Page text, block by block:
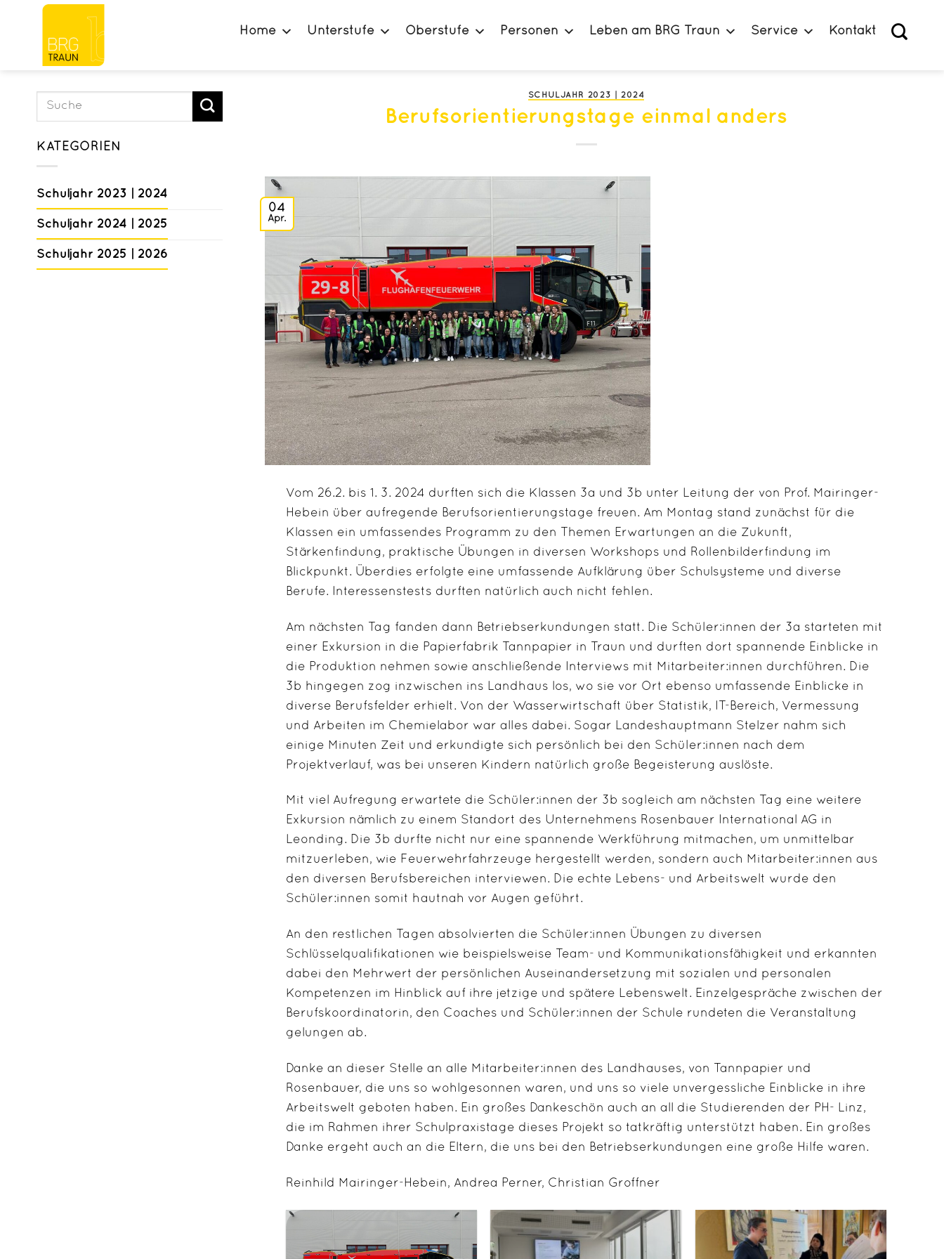
springen
Home Unterstufe Oberstufe Personen Leben am BRG Traun Service Kontakt
KATEGORIEN
Schuljahr 2023 | 2024
Schuljahr 2024 | 2025
Schuljahr 2025 | 2026
SCHULJAHR 2023 | 2024
Berufsorientierungstage einmal anders
04
Apr.
Vom 26.2. bis 1. 3. 2024 durften sich die Klassen 3a und 3b unter Leitung der von Prof. Mairinger-
Hebein über aufregende Berufsorientierungstage freuen. Am Montag stand zunächst für die
Klassen ein umfassendes Programm zu den Themen Erwartungen an die Zukunft,
Stärkenfindung, praktische Übungen in diversen Workshops und Rollenbilderfindung im
Blickpunkt. Überdies erfolgte eine umfassende Aufklärung über Schulsysteme und diverse
Berufe. Interessenstests durften natürlich auch nicht fehlen.
Am nächsten Tag fanden dann Betriebserkundungen statt. Die Schüler:innen der 3a starteten mit
einer Exkursion in die Papierfabrik Tannpapier in Traun und durften dort spannende Einblicke in
die Produktion nehmen sowie anschließende Interviews mit Mitarbeiter:innen durchführen. Die
3b hingegen zog inzwischen ins Landhaus los, wo sie vor Ort ebenso umfassende Einblicke in
diverse Berufsfelder erhielt. Von der Wasserwirtschaft über Statistik, IT-Bereich, Vermessung
und Arbeiten im Chemielabor war alles dabei. Sogar Landeshauptmann Stelzer nahm sich
einige Minuten Zeit und erkundigte sich persönlich bei den Schüler:innen nach dem
Projektverlauf, was bei unseren Kindern natürlich große Begeisterung auslöste.
Mit viel Aufregung erwartete die Schüler:innen der 3b sogleich am nächsten Tag eine weitere
Exkursion nämlich zu einem Standort des Unternehmens Rosenbauer International AG in
Leonding. Die 3b durfte nicht nur eine spannende Werkführung mitmachen, um unmittelbar
mitzuerleben, wie Feuerwehrfahrzeuge hergestellt werden, sondern auch Mitarbeiter:innen aus
den diversen Berufsbereichen interviewen. Die echte Lebens- und Arbeitswelt wurde den
Schüler:innen somit hautnah vor Augen geführt.
An den restlichen Tagen absolvierten die Schüler:innen Übungen zu diversen
Schlüsselqualifikationen wie beispielsweise Team- und Kommunikationsfähigkeit und erkannten
dabei den Mehrwert der persönlichen Auseinandersetzung mit sozialen und personalen
Kompetenzen im Hinblick auf ihre jetzige und spätere Lebenswelt. Einzelgespräche zwischen der
Berufskoordinatorin, den Coaches und Schüler:innen der Schule rundeten die Veranstaltung
gelungen ab.
Danke an dieser Stelle an alle Mitarbeiter:innen des Landhauses, von Tannpapier und
Rosenbauer, die uns so wohlgesonnen waren, und uns so viele unvergessliche Einblicke in ihre
Arbeitswelt geboten haben. Ein großes Dankeschön auch an all die Studierenden der PH- Linz,
die im Rahmen ihrer Schulpraxistage dieses Projekt so tatkräftig unterstützt haben. Ein großes
Danke ergeht auch an die Eltern, die uns bei den Betriebserkundungen eine große Hilfe waren.
Reinhild Mairinger-Hebein, Andrea Perner, Christian Groffner